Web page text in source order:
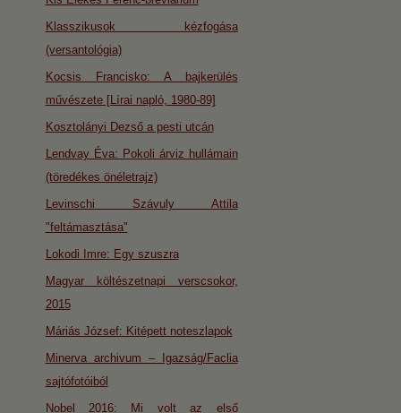
Klasszikusok kézfogása
(versantológia)
Kocsis Francisko: A bajkerülés
művészete [Lírai napló, 1980-89]
Kosztolányi Dezső a pesti utcán
Lendvay Éva: Pokoli árviz hullámain
(töredékes önéletrajz)
Levinschi Szávuly Attila
"feltámasztása"
Lokodi Imre: Egy szuszra
Magyar költészetnapi verscsokor,
2015
Máriás József: Kitépett noteszlapok
Minerva archivum – Igazság/Faclia
sajtófotóiból
Nobel 2016: Mi volt az első